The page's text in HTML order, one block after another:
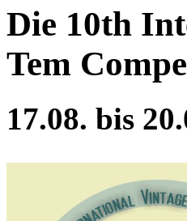
Die 10th
Tem
17.08. bis